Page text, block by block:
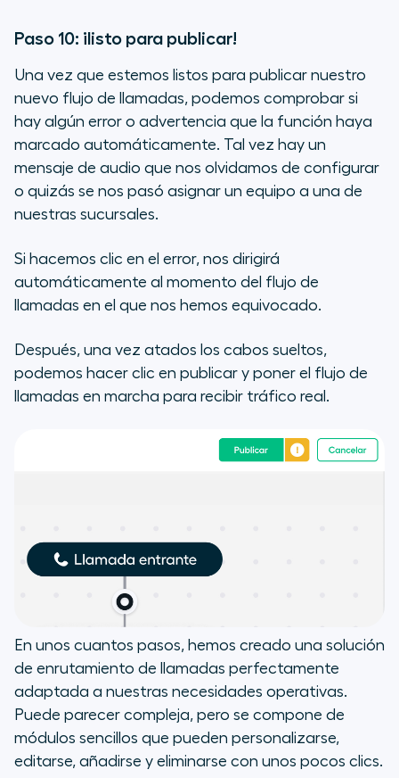
Paso 10: ¡listo para publicar!
Una vez que estemos listos para publicar nuestro
nuevo flujo de llamadas, podemos comprobar si
hay algún error o advertencia que la función haya
marcado automáticamente. Tal vez hay un
mensaje de audio que nos olvidamos de configurar
o quizás se nos pasó asignar un equipo a una de
nuestras sucursales.
Si hacemos clic en el error, nos dirigirá
automáticamente al momento del flujo de
llamadas en el que nos hemos equivocado.
Después, una vez atados los cabos sueltos,
podemos hacer clic en publicar y poner el flujo de
llamadas en marcha para recibir tráfico real.
En unos cuantos pasos, hemos creado una solución
de enrutamiento de llamadas perfectamente
adaptada a nuestras necesidades operativas.
Puede parecer compleja, pero se compone de
módulos sencillos que pueden personalizarse,
editarse, añadirse y eliminarse con unos pocos clics.